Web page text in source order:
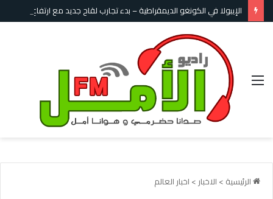
القائمة
الرئيسية > الاخبار > اخبار العالم